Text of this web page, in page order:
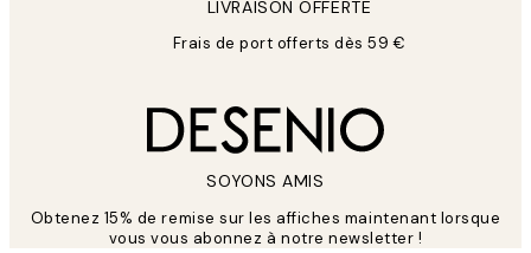
LIVRAISON OFFERTE
Frais de port offerts dès 59 €
SOYONS AMIS
Obtenez 15% de remise sur les affiches maintenant lorsque
vous vous abonnez à notre newsletter !